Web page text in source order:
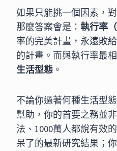
如果只能挑一個因素，
那麼答案會是： 執行率
率的完美計畫，永遠敗
的計畫。而與執行率最
生活型態 。
不論你過著何種生活型
幫助，你的首要之務並
法、1000萬人都說有效
呆了的最新研究結果；